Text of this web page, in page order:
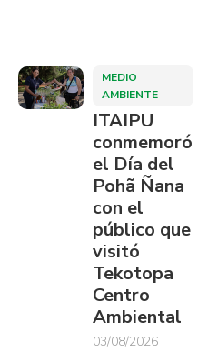
MEDIO
AMBIENTE
ITAIPU
conmemoró
el Día del
Pohã Ñana
con el
público que
visitó
Tekotopa
Centro
Ambiental
03/08/2026